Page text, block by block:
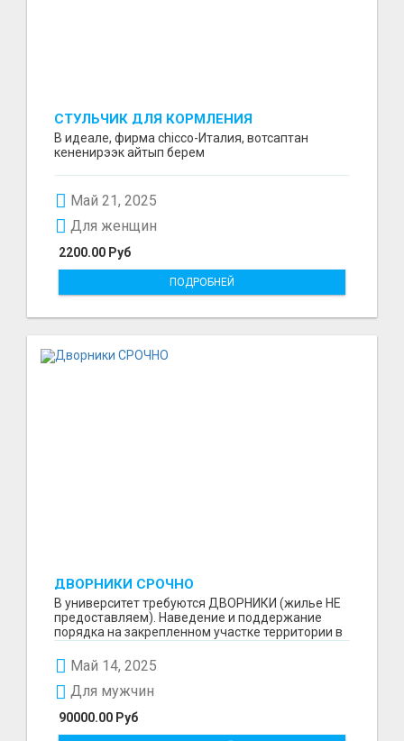
СТУЛЬЧИК ДЛЯ КОРМЛЕНИЯ
В идеале, фирма chicco-Италия, вотсаптан
кененирээк айтып берем
Май 21, 2025
2200.00 Руб
Для женщин
ПОДРОБНЕЙ
ДВОРНИКИ СРОЧНО
В университет требуются ДВОРНИКИ (жилье НЕ
предоставляем). Наведение и поддержание
порядка на закрепленном участке территории в
Май 14, 2025
90000.00 Руб
Для мужчин